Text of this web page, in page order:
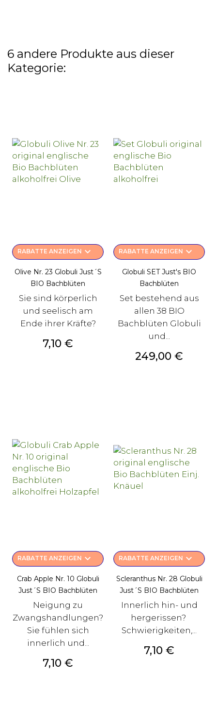
6 andere Produkte aus dieser
Kategorie:
RABATTE ANZEIGEN keyboard_arrow_down
Olive Nr. 23 Globuli Just´s
BIO Bachblüten
Sie sind körperlich
und seelisch am
Ende ihrer Kräfte?
Preis
7,10 €
RABATTE ANZEIGEN keyboard_arrow_down
Globuli SET Just's BIO
Bachblüten
Set bestehend aus
allen 38 BIO
Bachblüten Globuli
und...
Preis
249,00 €
RABATTE ANZEIGEN keyboard_arrow_down
Crab Apple Nr. 10 Globuli
Just´s BIO Bachblüten
Neigung zu
Zwangshandlungen?
Sie fühlen sich
innerlich und...
Preis
7,10 €
RABATTE ANZEIGEN keyboard_arrow_down
Scleranthus Nr. 28 Globuli
Just´s BIO Bachblüten
Innerlich hin- und
hergerissen?
Schwierigkeiten,...
Preis
7,10 €